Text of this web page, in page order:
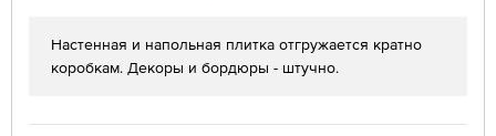
Настенная и напольная плитка отгружается кратно
коробкам. Декоры и бордюры - штучно.